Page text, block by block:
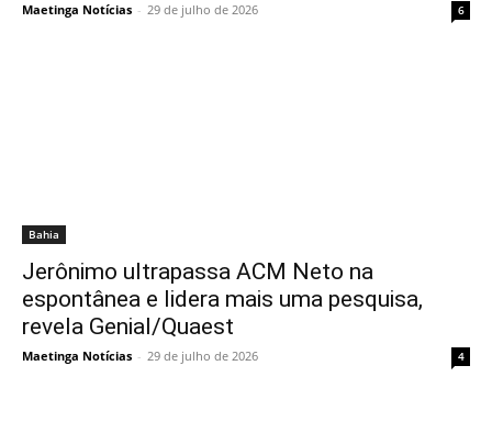
Maetinga Notícias - 29 de julho de 2026 6
Bahia
Jerônimo ultrapassa ACM Neto na
espontânea e lidera mais uma pesquisa,
revela Genial/Quaest
Maetinga Notícias - 29 de julho de 2026 4